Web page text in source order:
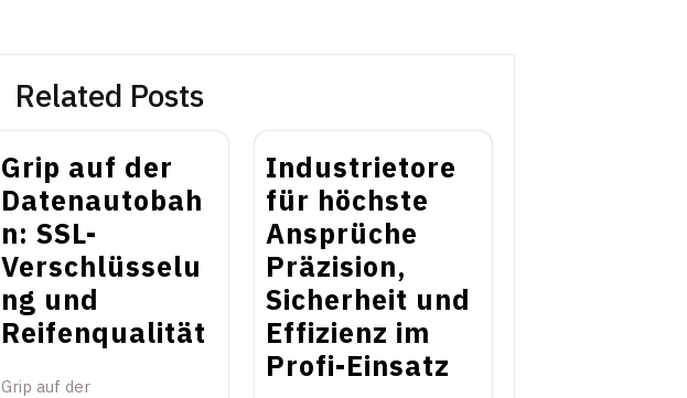
Related Posts
Grip auf der
Datenautobah
n: SSL-
Verschlüsselu
ng und
Reifenqualität
Grip auf der
Industrietore
für höchste
Ansprüche
Präzision,
Sicherheit und
Effizienz im
Profi-Einsatz